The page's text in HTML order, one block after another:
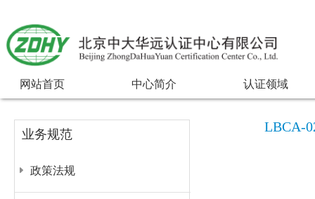
网站首页 中心简介 认证领域
LBCA-
业务规范
政策法规